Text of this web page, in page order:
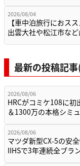
2026/08/04
【車中泊旅行におス
出雲大社や松江市な
最新の投稿記
2026/08/06
HRCがコミケ108に
＆1300万の本格シミ
2026/08/06
マツダ新型CX-5の安
IIHSで3年連続全ブラ